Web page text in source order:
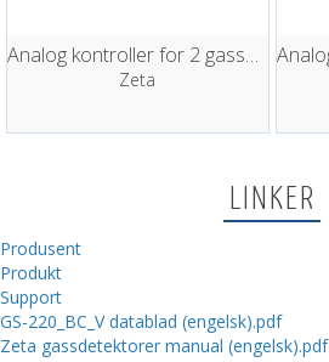
Analog kontroller for 2 gassalarmer
Zeta
LINKER
Produsent
Produkt
Support
GS-220_BC_V datablad (engelsk).pdf
Zeta gassdetektorer manual (engelsk).pdf